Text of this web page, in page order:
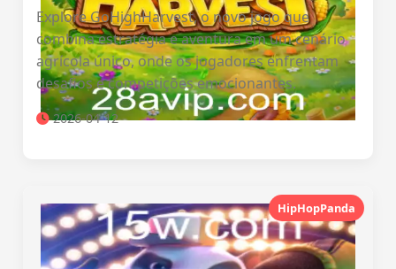
Explore GoHighHarvest, o novo jogo que
combina estratégia e aventura em um cenário
agrícola único, onde os jogadores enfrentam
desafios e competições emocionantes.
2026-04-12
HipHopPanda